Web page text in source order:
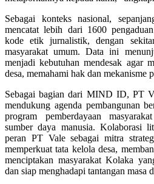
Sebagai konteks nasional,
mencatat lebih dari 1600
kode etik jurnalistik, dengan
masyarakat umum. Data ini
menjadi kebutuhan mendesak agar
desa, memahami hak dan mekanisme
Sebagai bagian dari MIND ID, PT
mendukung agenda pembangunan
program pemberdayaan
sumber daya manusia. Kolaborasi
peran PT Vale sebagai mitra
memperkuat tata kelola desa,
menciptakan masyarakat Kolaka
dan siap menghadapi tantangan masa